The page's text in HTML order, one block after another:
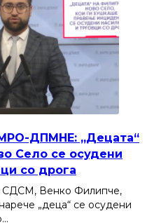
ДПМНЕ: „Децата“
Село се осудени
со дрога
СДСМ, Венко Филипче,
„деца“ се осудени